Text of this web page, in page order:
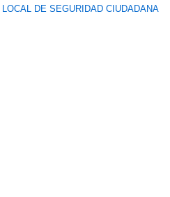
DE SEGURIDAD CIUDADANA